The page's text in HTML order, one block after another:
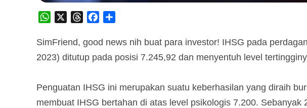
WhatsApp ThreadsFacebook
SimFriend, good news nih buat para investor! IHSG pada
2023) ditutup pada posisi 7.245,92 dan menyentuh level
Penguatan IHSG ini merupakan suatu keberhasilan yang diraih
membuat IHSG bertahan di atas level psikologis 7.200. Sebanyak